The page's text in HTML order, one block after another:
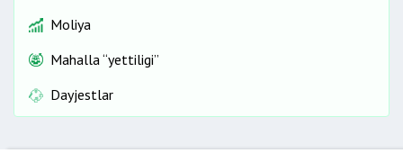
Moliya
Mahalla “yettiligi”
Dayjestlar